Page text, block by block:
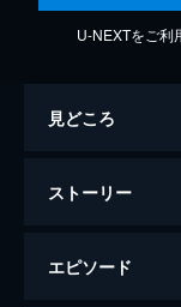
U-NEXTをご利
見どころ
ストーリー
エピソード